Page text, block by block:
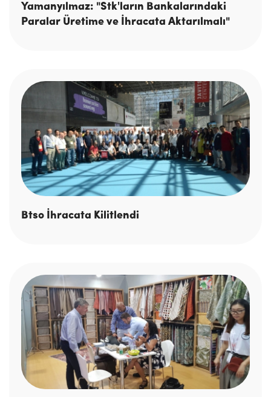
Yamanyılmaz: "Stk'ların Bankalarındaki
Paralar Üretime ve İhracata Aktarılmalı"
Btso İhracata Kilitlendi